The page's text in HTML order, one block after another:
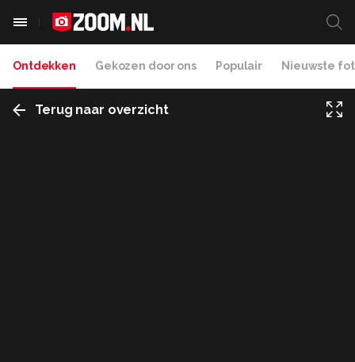
Ontdekken Gekozen door ons Populair Nieuwste
Terug naar overzicht